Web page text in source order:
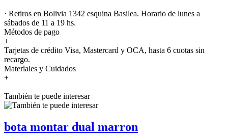
· Retiros en Bolivia 1342 esquina Basilea. Horario de lunes a
sábados de 11 a 19 hs.
Métodos de pago
+
Tarjetas de crédito Visa, Mastercard y OCA, hasta 6 cuotas sin
recargo.
Materiales y Cuidados
+
También te puede interesar
bota montar dual marron